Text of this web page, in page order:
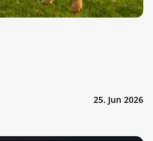
25. Jun 2026